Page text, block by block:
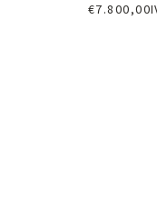
€7.800,00